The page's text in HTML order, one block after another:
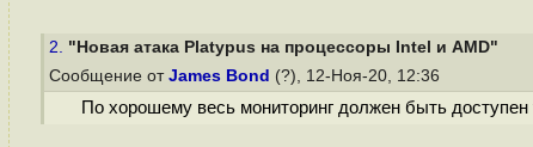
2. "Новая атака Platypus на процессоры Intel и AMD"
Сообщение от James Bond (?), 12-Ноя-20, 12:36
По хорошему весь мониторинг должен быть доступен